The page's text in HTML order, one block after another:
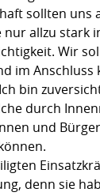
sollten uns
nur allzu stark
Wir
im Anschluss
bin
durch
und
denn sie